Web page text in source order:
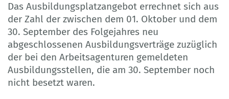
Das Ausbildungsplatzangebot errechnet sich aus
der Zahl der zwischen dem 01. Oktober und dem
30. September des Folgejahres neu
abgeschlossenen Ausbildungsverträge zuzüglich
der bei den Arbeitsagenturen gemeldeten
Ausbildungsstellen, die am 30. September noch
nicht besetzt waren.